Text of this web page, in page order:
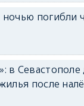
погибли
в Севастополе
после